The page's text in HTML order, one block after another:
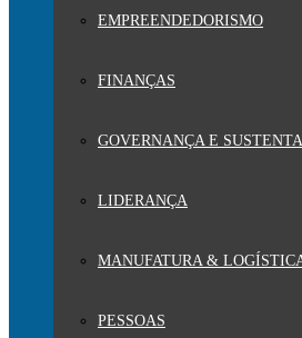
EMPREENDEDORISMO
FINANÇAS
GOVERNANÇA E
LIDERANÇA
MANUFATURA &
PESSOAS